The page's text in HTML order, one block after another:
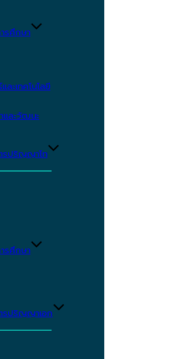
รศึกษา
ะเทคโนโลยี
และวัฒนะ
รปริญญาโท
รศึกษา
รปริญญาเอก